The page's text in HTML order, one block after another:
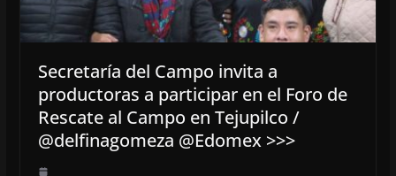
Secretaría del Campo invita a
productoras a participar en el Foro de
Rescate al Campo en Tejupilco /
@delfinagomeza @Edomex >>>